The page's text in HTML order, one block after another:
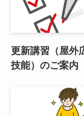
更新講習（屋外
技能）のご案内